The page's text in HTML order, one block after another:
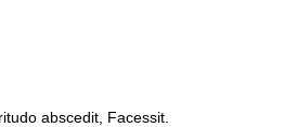
abscedit, Facessit.